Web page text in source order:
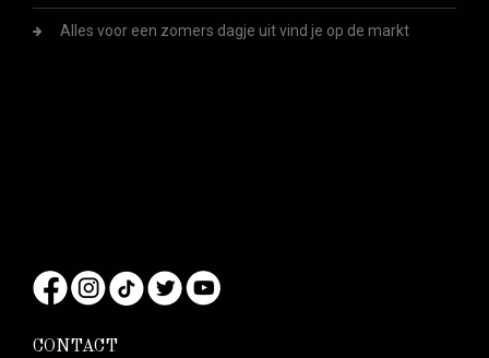
Alles voor een zomers dagje uit vind je op de markt
CONTACT